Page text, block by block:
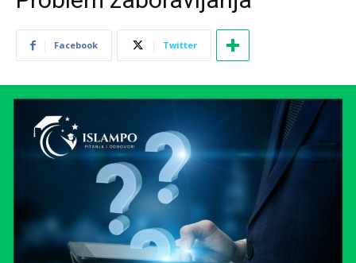
Facebook Twitter